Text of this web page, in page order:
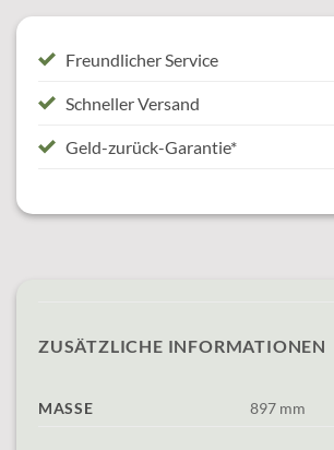
Freundlicher Service
Schneller Versand
Geld-zurück-Garantie*
ZUSÄTZLICHE INFORMATIONEN
MASSE 897 mm